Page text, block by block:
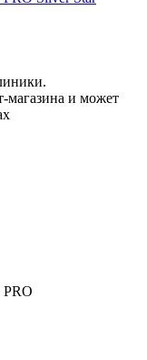
магазина и может